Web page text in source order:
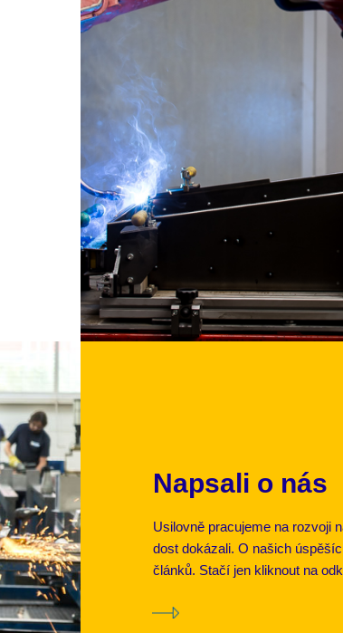
Napsali o nás
Usilovně pracujeme na rozvoji
dost dokázali. O našich
článků. Stačí jen kliknout na